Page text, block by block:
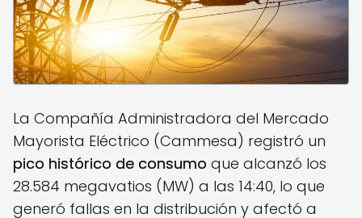
La Compañía Administradora del Mercado
Mayorista Eléctrico (Cammesa) registró un
pico histórico de consumo que alcanzó los
28.584 megavatios (MW) a las 14:40, lo que
generó fallas en la distribución y afectó a